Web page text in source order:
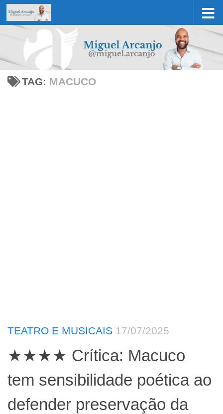
Skip to content
TAG: MACUCO
TEATRO E MUSICAIS 17/07/2025
★★★★ Crítica: Macuco
tem sensibilidade poética ao
defender preservação da